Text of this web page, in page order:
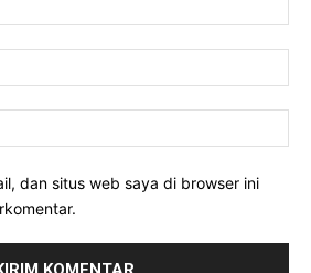
dan situs web saya di browser ini